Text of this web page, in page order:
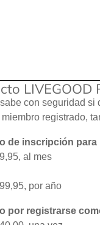
LIVEGOOD
con seguridad si
registrado,
de inscripción para
al mes
por año
por registrarse